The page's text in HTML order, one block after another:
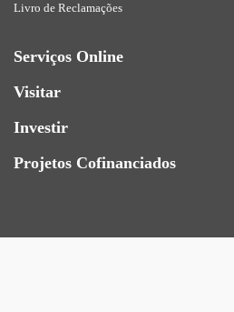
Livro de Reclamações
Serviços Online
Visitar
Investir
Projetos Cofinanciados